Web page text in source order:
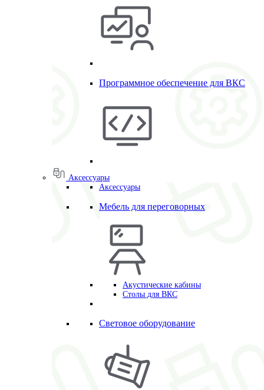
Программное обеспечение для ВКС
Аксессуары
Аксессуары
Мебель для переговорных
Акустические кабины
Столы для ВКС
Световое оборудование